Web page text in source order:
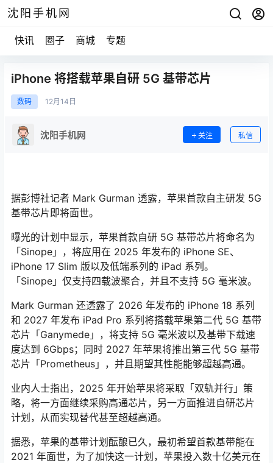
沈阳手机网
快讯 圈子 商城 专题
iPhone 将搭载苹果自研 5G 基带芯片
数码 12月 14日
沈阳手机网 关注 私信
据彭博社记者 Mark Gurman 透露，苹果首款自主研发 5G
基带芯片即将面世。
曝光的计划中显示，苹果首款自研 5G 基带芯片将命名为
「Sinope」，将应用在 2025 年发布的 iPhone SE、
iPhone 17 Slim 版以及低端系列的 iPad 系列。
「Sinope」仅支持四载波聚合，并且不支持 5G 毫米波。
Mark Gurman 还透露了 2026 年发布的 iPhone 18 系列
和 2027 年发布 iPad Pro 系列将搭载苹果第二代 5G 基带
芯片「Ganymede」，将支持 5G 毫米波以及基带下载速
度达到 6Gbps；同时 2027 年苹果将推出第三代 5G 基带
芯片「Prometheus」，并且期望其性能能够超越高通。
业内人士指出，2025 年开始苹果将采取「双轨并行」策
略，将一方面继续采购高通芯片，另一方面推进自研芯片
计划，从而实现替代甚至超越高通。
据悉，苹果的基带计划酝酿已久，最初希望首款基带能在
2021 年面世，为了加快这一计划，苹果投入数十亿美元在